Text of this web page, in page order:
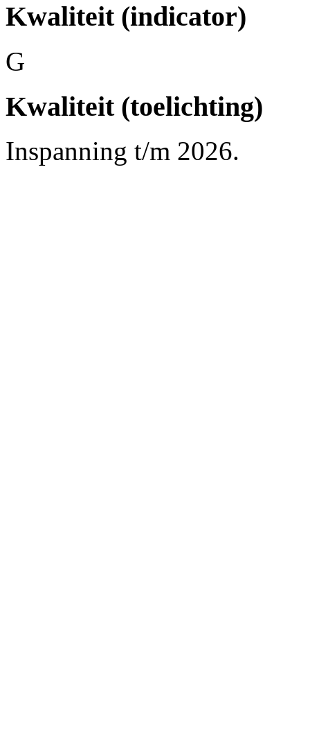
Kwaliteit (indicator)
G
Kwaliteit (toelichting)
Inspanning t/m 2026.